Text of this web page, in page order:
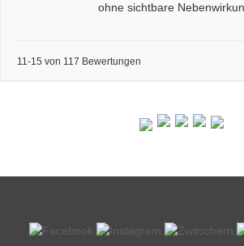
ohne sichtbare
11-15 von 117 Bewertungen